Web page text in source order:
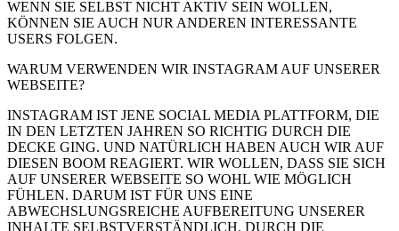
WENN SIE SELBST NICHT AKTIV SEIN WOLLEN,
KÖNNEN SIE AUCH NUR ANDEREN INTERESSANTE
USERS FOLGEN.
WARUM VERWENDEN WIR INSTAGRAM AUF UNSERER
WEBSEITE?
INSTAGRAM IST JENE SOCIAL MEDIA PLATTFORM, DIE
IN DEN LETZTEN JAHREN SO RICHTIG DURCH DIE
DECKE GING. UND NATÜRLICH HABEN AUCH WIR AUF
DIESEN BOOM REAGIERT. WIR WOLLEN, DASS SIE SICH
AUF UNSERER WEBSEITE SO WOHL WIE MÖGLICH
FÜHLEN. DARUM IST FÜR UNS EINE
ABWECHSLUNGSREICHE AUFBEREITUNG UNSERER
INHALTE SELBSTVERSTÄNDLICH. DURCH DIE